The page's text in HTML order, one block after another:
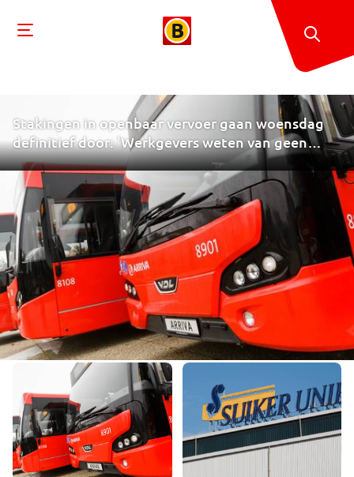
Stakingen in openbaar vervoer gaan woensdag
definitief door: 'Werkgevers weten van geen
wijken'